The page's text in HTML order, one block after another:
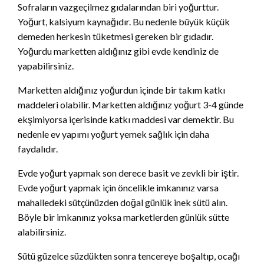
Sofraların vazgeçilmez gıdalarından biri yoğurttur.
Yoğurt, kalsiyum kaynağıdır. Bu nedenle büyük küçük
demeden herkesin tüketmesi gereken bir gıdadır.
Yoğurdu marketten aldığınız gibi evde kendiniz de
yapabilirsiniz.
Marketten aldığınız yoğurdun içinde bir takım katkı
maddeleri olabilir. Marketten aldığınız yoğurt 3-4 günde
ekşimiyorsa içerisinde katkı maddesi var demektir. Bu
nedenle ev yapımı yoğurt yemek sağlık için daha
faydalıdır.
Evde yoğurt yapmak son derece basit ve zevkli bir iştir.
Evde yoğurt yapmak için öncelikle imkanınız varsa
mahalledeki sütçünüzden doğal günlük inek sütü alın.
Böyle bir imkanınız yoksa marketlerden günlük sütte
alabilirsiniz.
Sütü güzelce süzdükten sonra tencereye boşaltıp, ocağı